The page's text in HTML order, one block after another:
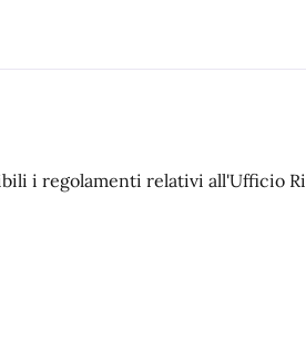
i regolamenti relativi all'Ufficio